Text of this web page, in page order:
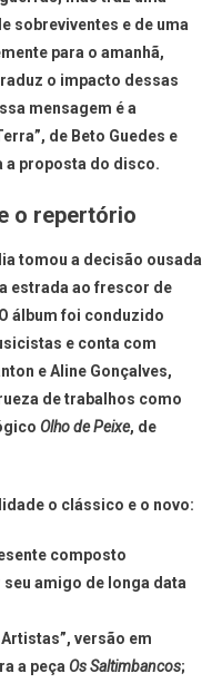
sobreviventes e de uma
para o amanhã,
o impacto dessas
mensagem é a
de Beto Guedes e
a proposta do disco.
o repertório
tomou a decisão ousada
estrada ao frescor de
álbum foi conduzido
e conta com
e Aline Gonçalves,
de trabalhos como
Olho de Peixe, de
o clássico e o novo:
composto
amigo de longa data
, versão em
a peça Os Saltimbancos;